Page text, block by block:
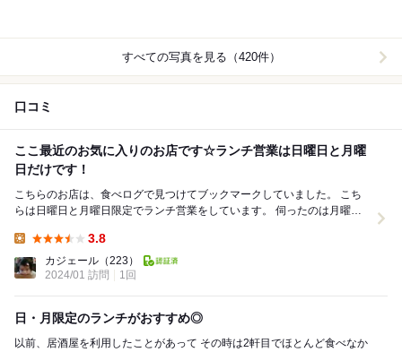
すべての写真を見る（420件）
口コミ
ここ最近のお気に入りのお店です☆ランチ営業は日曜日と月曜
日だけです！
こちらのお店は、食べログで見つけてブックマークしていました。 こち
らは日曜日と月曜日限定でランチ営業をしています。 伺ったのは月曜の
3.8
カジェール （223）
2024/01 訪問
1回
日・月限定のランチがおすすめ◎
以前、居酒屋を利用したことがあって その時は2軒目でほとんど食べなか